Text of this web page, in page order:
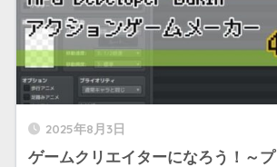
2025年8月3日
ゲームクリエイターになろう！～